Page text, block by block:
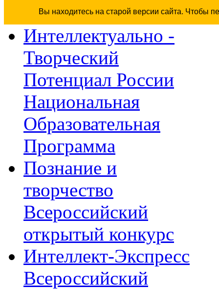
Вы находитесь на старой версии сайта. Чтобы
Интеллектуально -
Творческий
Потенциал России
Национальная
Образовательная
Программа
Познание и
творчество
Всероссийский
открытый конкурс
Интеллект-Экспресс
Всероссийский